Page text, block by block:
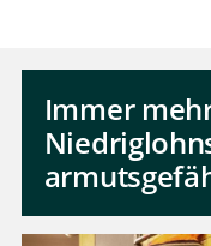
Immer